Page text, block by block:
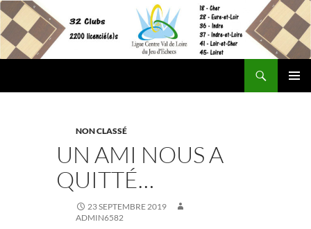
Aller
au
contenu
NON CLASSÉ
UN AMI NOUS A
QUITTÉ…
23 SEPTEMBRE 2019
ADMIN6582